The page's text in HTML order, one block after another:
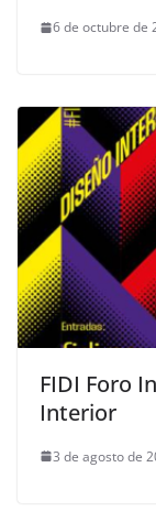
6 de octubre de
FIDI Foro
Interior
3 de agosto de